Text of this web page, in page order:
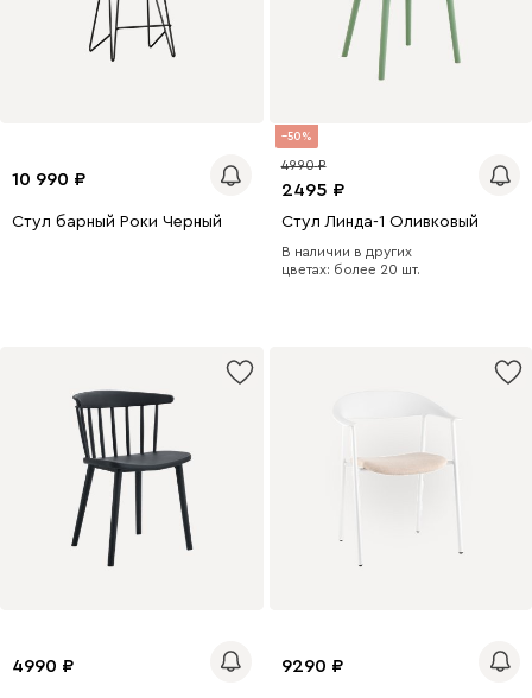
10 990
Стул барный Роки Черный
50
2495
4990
Стул Линда-1 Оливковый
В наличии в других
цветах: более 20 шт.
4990 9290